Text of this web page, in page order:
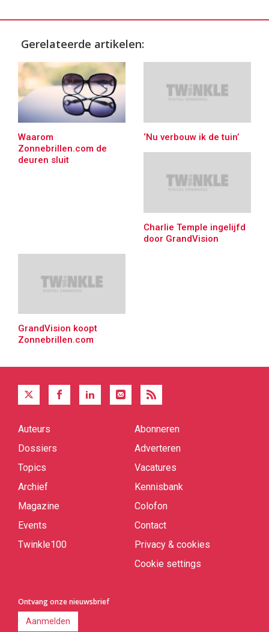
Gerelateerde artikelen:
Waarom
Zonnebrillen.com de
deuren sluit
‘Nu verbouw ik de tuin’
Charlie Temple ingelijfd
door GrandVision
GrandVision koopt
Zonnebrillen.com
Quick
Auteurs
Dossiers
Topics
Archief
Magazine
Events
Twinkle100
Abonneren
Adverteren
Vacatures
Kennisbank
Colofon
Contact
Privacy & cookies
Cookie settings
Ontvang onze nieuwsbrief
Aanmelden